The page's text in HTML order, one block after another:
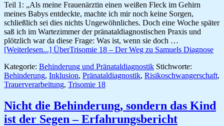
Teil 1: „Als meine Frauenärztin einen weißen Fleck im Gehirn
meines Babys entdeckte, machte ich mir noch keine Sorgen,
schließlich sei dies nichts Ungewöhnliches. Doch eine Woche später
saß ich im Wartezimmer der pränataldiagnostischen Praxis und
plötzlich war da diese Frage: Was ist, wenn sie doch …
[Weiterlesen...] ÜberTrisomie 18 – Der Weg zu Samuels Diagnose
Kategorie: Behinderung und Pränataldiagnostik Stichworte:
Behinderung, Inklusion, Pränataldiagnostik, Risikoschwangerschaft,
Trauerverarbeitung, Trisomie 18
Nicht die Behinderung, sondern das Kind
ist der Segen – Erfahrungsbericht